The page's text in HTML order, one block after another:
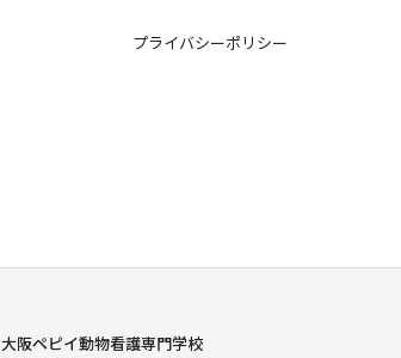
プライバシーポリシー
大阪ペピイ動物看護専門学校